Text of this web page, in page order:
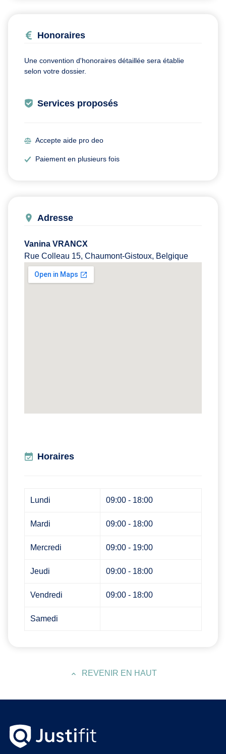
Honoraires
Une convention d'honoraires détaillée sera établie
selon votre dossier.
Services proposés
Accepte aide pro deo
Paiement en plusieurs fois
Adresse
Vanina VRANCX
Rue Colleau 15, Chaumont-Gistoux, Belgique
Horaires
Lundi 09:00 - 18:00
Mardi 09:00 - 18:00
Mercredi 09:00 - 19:00
Jeudi 09:00 - 18:00
Vendredi 09:00 - 18:00
Samedi
REVENIR EN HAUT